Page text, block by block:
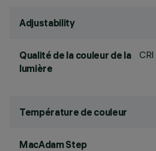
Adjustability
Qualité de la couleur de la
lumière
CRI
Température de couleur
MacAdam Step